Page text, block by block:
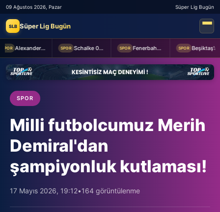
09 Ağustos 2026, Pazar Süper Lig Bugün
SLB Süper Lig Bugün
Alexander Nübel: En önemlisi takım halinde oynamak SPOR Schalke 04 Edin Dzeko ile 1 yıllık yeni sözleşme imzaladı SPOR Fenerbahçe 2-0 Sturm Graz (MAÇTAN KARELER) SPOR Beşiktaş'a Youssouf Fofana transferinde müjdeli haber!
SPOR
Milli futbolcumuz Merih
Demiral'dan
şampiyonluk kutlaması!
17 Mayıs 2026, 19:12•164 görüntülenme